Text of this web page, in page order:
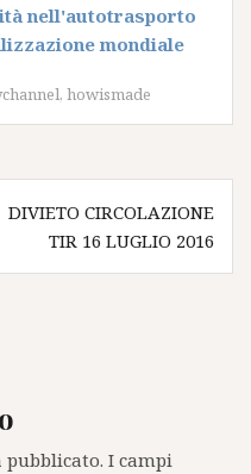
nell'autotrasporto
mondiale
, howismade
DIVIETO CIRCOLAZIONE
TIR 16 LUGLIO 2016
I campi